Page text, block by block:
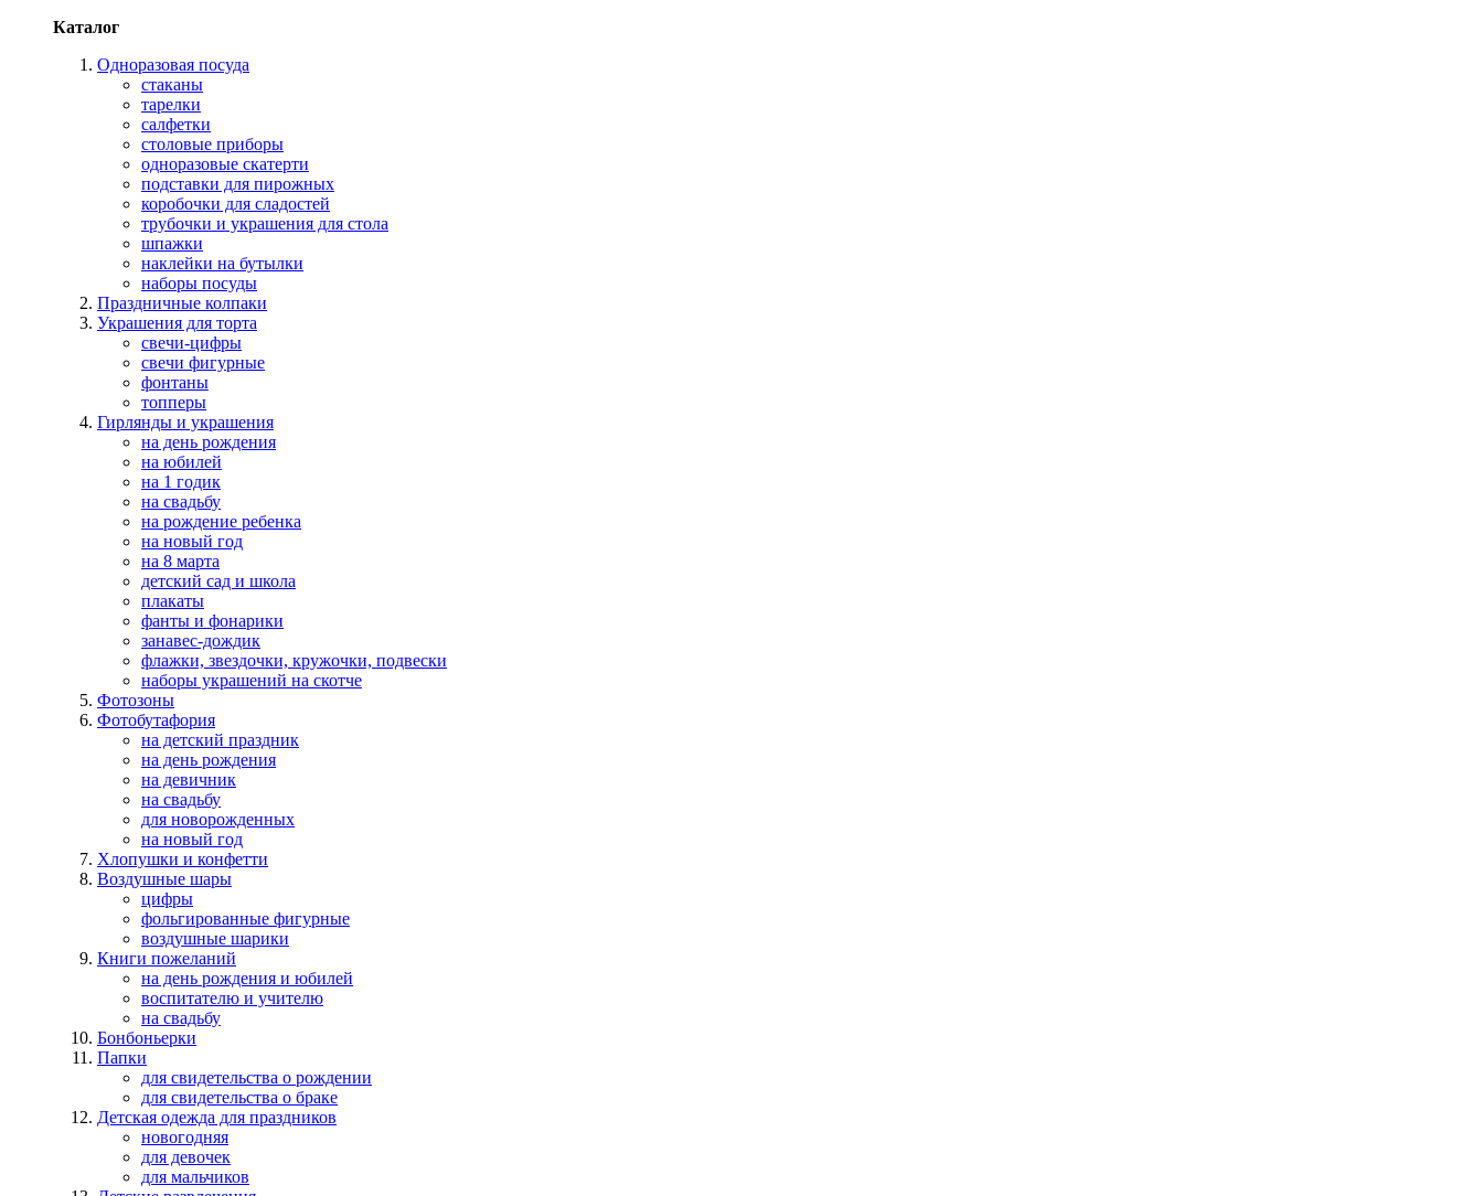
Каталог
Одноразовая посуда
стаканы
тарелки
салфетки
столовые приборы
одноразовые скатерти
подставки для пирожных
коробочки для сладостей
трубочки и украшения для стола
шпажки
наклейки на бутылки
наборы посуды
Праздничные колпаки
Украшения для торта
свечи-цифры
свечи фигурные
фонтаны
топперы
Гирлянды и украшения
на день рождения
на юбилей
на 1 годик
на свадьбу
на рождение ребенка
на новый год
на 8 марта
детский сад и школа
плакаты
фанты и фонарики
занавес-дождик
флажки, звездочки, кружочки, подвески
наборы украшений на скотче
Фотозоны
Фотобутафория
на детский праздник
на день рождения
на девичник
на свадьбу
для новорожденных
на новый год
Хлопушки и конфетти
Воздушные шары
цифры
фольгированные фигурные
воздушные шарики
Книги пожеланий
на день рождения и юбилей
воспитателю и учителю
на свадьбу
Бонбоньерки
Папки
для свидетельства о рождении
для свидетельства о браке
Детская одежда для праздников
новогодняя
для девочек
для мальчиков